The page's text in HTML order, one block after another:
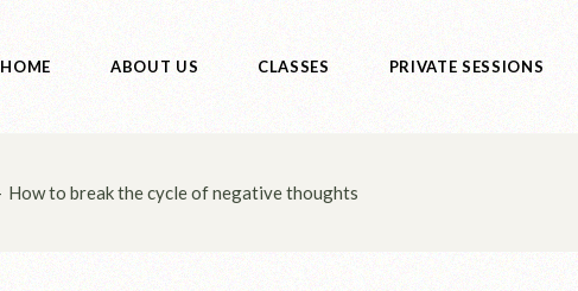
HOME ABOUT US CLASSES PRIVATE SESSIONS
How to break the cycle of negative thoughts